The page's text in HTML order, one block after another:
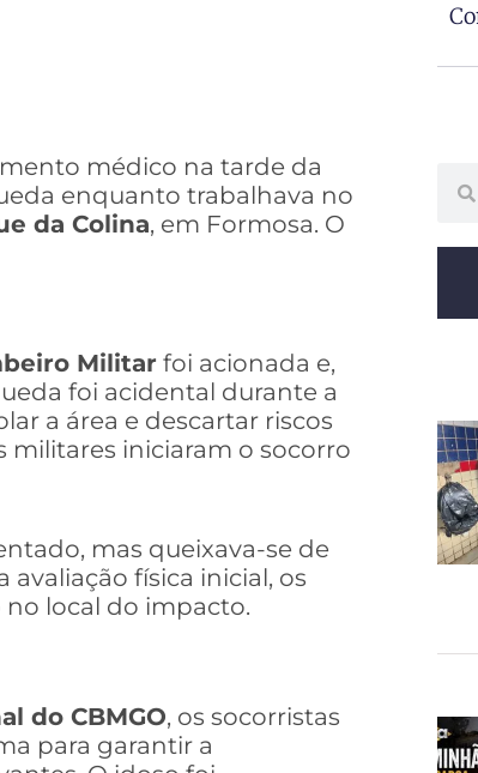
médico na tarde da
enquanto trabalhava no
da Colina, em Formosa. O
Militar foi acionada e,
foi acidental durante a
a área e descartar riscos
militares iniciaram o socorro
mas queixava-se de
física inicial, os
local do impacto.
do CBMGO, os socorristas
para garantir a